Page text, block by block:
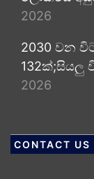
2026
2030 වන
132ක්;සියලු
2026
CONTACT US